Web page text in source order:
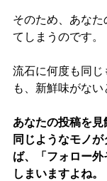
そのため、あな
てしまうのです。
流石に何度も同じ
も、新鮮味がない
あなたの投稿を
同じようなモノ
ば、「フォロー
しまいますよね。